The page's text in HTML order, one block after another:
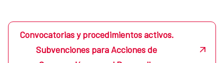
Convocatorias y procedimientos activos.
Subvenciones para Acciones de